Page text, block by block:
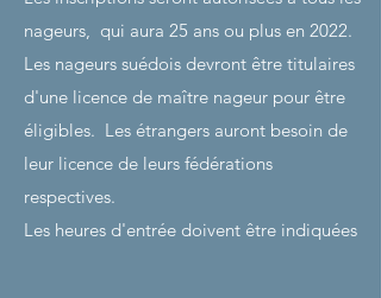
nageurs, qui aura 25 ans ou plus en 2022.
Les nageurs suédois devront être titulaires
d'une licence de maître nageur pour être
éligibles. Les étrangers auront besoin de
leur licence de leurs fédérations
respectives.
Les heures d'entrée doivent être indiquées